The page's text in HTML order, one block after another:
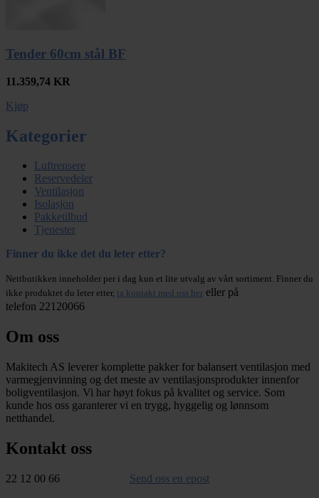
Tender 60cm stål BF
11.359,74 KR
Kjøp
Kategorier
Luftrensere
Reservedeler
Ventilasjon
Isolasjon
Pakketilbud
Tjenester
Finner du ikke det du leter etter?
Nettbutikken inneholder per i dag kun et lite utvalg av vårt sortiment. Finner du
ikke produktet du leter etter, ta kontakt med oss her eller på
telefon 22120066
Om oss
Makitech AS leverer komplette pakker for balansert ventilasjon med
varmegjenvinning og det meste av ventilasjonsprodukter innenfor
boligventilasjon. Vi har høyt fokus på kvalitet og service. Som
kunde hos oss garanterer vi en trygg, hyggelig og lønnsom
netthandel.
Kontakt oss
22 12 00 66 Send oss en epost